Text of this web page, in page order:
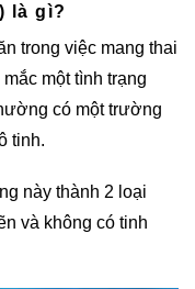
là gì?
trong việc mang thai
một tình trạng
có một trường
tinh.
này thành 2 loại
và không có tinh